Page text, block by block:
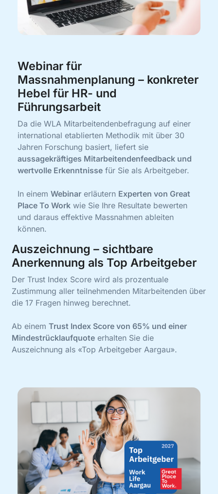
Webinar für
Massnahmenplanung – konkreter
Hebel für HR- und
Führungsarbeit
Da die WLA Mitarbeitendenbefragung auf einer
international etablierten Methodik mit über 30
Jahren Forschung basiert, liefert sie
aussagekräftiges Mitarbeitendenfeedback und
wertvolle Erkenntnisse für Sie als Arbeitgeber.
In einem Webinar erläutern Experten von Great
Place To Work wie Sie Ihre Resultate bewerten
und daraus effektive Massnahmen ableiten
können.
Auszeichnung – sichtbare
Anerkennung als Top Arbeitgeber
Der Trust Index Score wird als prozentuale
Zustimmung aller teilnehmenden Mitarbeitenden über
die 17 Fragen hinweg berechnet.
Ab einem Trust Index Score von 65% und einer
Mindestrücklaufquote erhalten Sie die
Auszeichnung als «Top Arbeitgeber Aargau».